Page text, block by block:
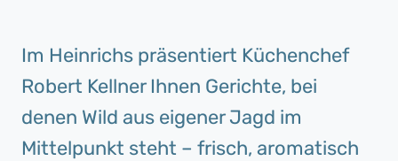
Im Heinrichs präsentiert Küchenchef
Robert Kellner Ihnen Gerichte, bei
denen Wild aus eigener Jagd im
Mittelpunkt steht – frisch, aromatisch